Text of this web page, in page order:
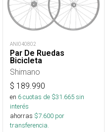
ANI040802
Par De Ruedas
Bicicleta
Shimano
$ 189.990
en 6cuotas de $31.665sin
interés
ahorras $7.600 por
transferencia.